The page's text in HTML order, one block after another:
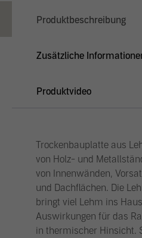
Produktbeschreibung
Zusätzliche
Produktvideo
Trockenbauplatte aus
von Holz- und
von Innenwänden,
und Dachflächen. Die
bringt viel Lehm ins
Auswirkungen für das
in thermischer Hinsicht.